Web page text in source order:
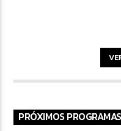
PRÓXIMOS PROGRAMAS